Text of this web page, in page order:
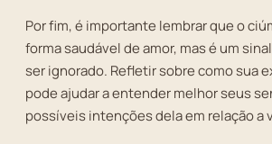
Por fim, é importante lembrar que o
forma saudável de amor, mas é um
ser ignorado. Refletir sobre como sua
pode ajudar a entender melhor seus
possíveis intenções dela em relação a